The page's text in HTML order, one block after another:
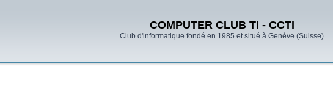
COMPUTER CLUB TI - CCTI
Club d'informatique fondé en 1985 et situé à Genève (Suisse)